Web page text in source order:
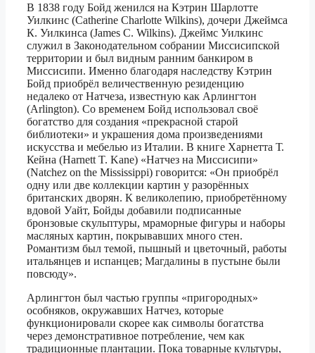
В 1838 году Бойд женился на Кэтрин Шарлотте
Уилкинс (Catherine Charlotte Wilkins), дочери Джеймса
К. Уилкинса (James C. Wilkins). Джеймс Уилкинс
служил в Законодательном собрании Миссисипской
территории и был видным ранним банкиром в
Миссисипи. Именно благодаря наследству Кэтрин
Бойд приобрёл величественную резиденцию
недалеко от Натчеза, известную как Арлингтон
(Arlington). Со временем Бойд использовал своё
богатство для создания «прекрасной старой
библиотеки» и украшения дома произведениями
искусства и мебелью из Италии. В книге Харнетта Т.
Кейна (Harnett T. Kane) «Натчез на Миссисипи»
(Natchez on the Mississippi) говорится: «Он приобрёл
одну или две коллекции картин у разорённых
британских дворян. К великолепию, приобретённому
вдовой Уайт, Бойды добавили подписанные
бронзовые скульптуры, мраморные фигуры и наборы
масляных картин, покрывавших много стен.
Романтизм был темой, пышный и цветочный, работы
итальянцев и испанцев; Магдалины в пустыне были
повсюду».
Арлингтон был частью группы «пригородных»
особняков, окружавших Натчез, которые
функционировали скорее как символы богатства
через демонстративное потребление, чем как
традиционные плантации. Пока товарные культуры,